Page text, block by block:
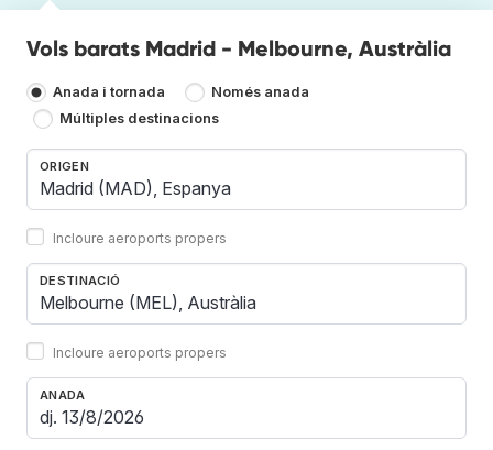
Vols barats Madrid - Melbourne, Austràlia
Anada i tornada
Només anada
Múltiples destinacions
ORIGEN
Incloure aeroports propers
DESTINACIÓ
Incloure aeroports propers
ANADA